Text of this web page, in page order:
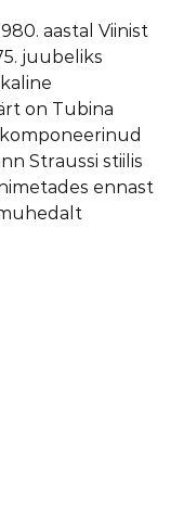
aastal Viinist
juubeliks
on Tubina
Straussi stiilis
ennast